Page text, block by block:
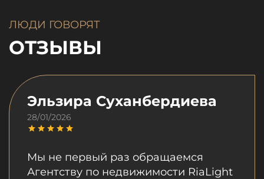
ЛЮДИ ГОВОРЯТ
ОТЗЫВЫ
Эльзира Суханбердиева
28/01/2026
Мы не первый раз обращаемся
Агентству по недвижимости RiaLight